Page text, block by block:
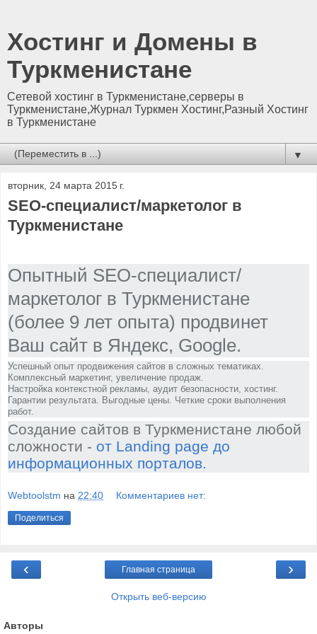
Хостинг и Домены в
Туркменистане
Сетевой хостинг в Туркменистане,серверы в
Туркменистане,Журнал Туркмен Хостинг,Разный Хостинг
в Туркменистане
▼
вторник, 24 марта 2015 г.
SEO-специалист/маркетолог в
Туркменистане
Опытный SEO-специалист/
маркетолог в Туркменистане
(более 9 лет опыта) продвинет
Ваш сайт в Яндекс, Google.
Успешный опыт продвижения сайтов в сложных тематиках.
Комплексный маркетинг, увеличение продаж.
Настройка контекстной рекламы, аудит безопасности, хостинг.
Гарантии результата. Выгодные цены. Четкие сроки выполнения
работ.
Создание сайтов в Туркменистане любой
сложности - от Landing page до
информационных порталов.
Webtoolstm на 22:40 Комментариев нет:
Поделиться
‹ ›
Главная страница
Открыть веб-версию
Авторы